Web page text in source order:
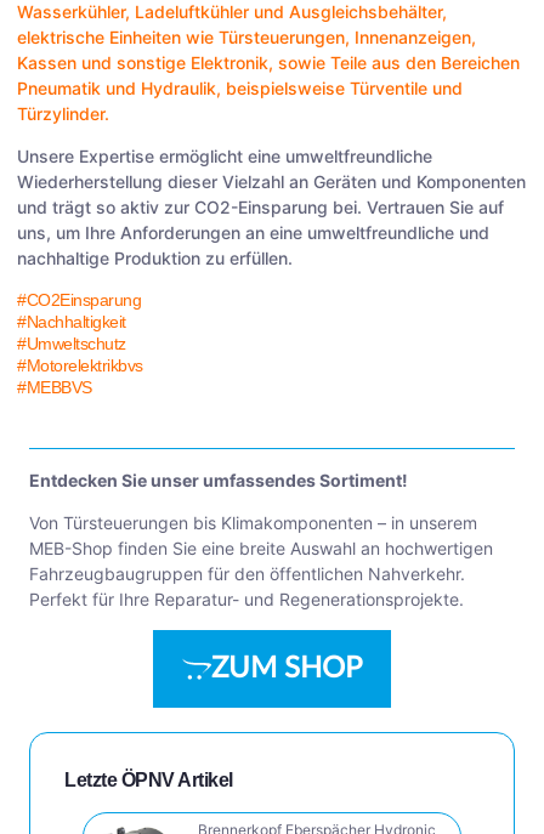
Wasserkühler, Ladeluftkühler und Ausgleichsbehälter,
elektrische Einheiten wie Türsteuerungen, Innenanzeigen,
Kassen und sonstige Elektronik, sowie Teile aus den Bereichen
Pneumatik und Hydraulik, beispielsweise Türventile und
Türzylinder.
Unsere Expertise ermöglicht eine umweltfreundliche
Wiederherstellung dieser Vielzahl an Geräten und Komponenten
und trägt so aktiv zur CO2-Einsparung bei. Vertrauen Sie auf
uns, um Ihre Anforderungen an eine umweltfreundliche und
nachhaltige Produktion zu erfüllen.
#CO2Einsparung
#Nachhaltigkeit
#Umweltschutz
#Motorelektrikbvs
#MEBBVS
Entdecken Sie unser umfassendes Sortiment!
Von Türsteuerungen bis Klimakomponenten – in unserem
MEB-Shop finden Sie eine breite Auswahl an hochwertigen
Fahrzeugbaugruppen für den öffentlichen Nahverkehr.
Perfekt für Ihre Reparatur- und Regenerationsprojekte.
ZUM SHOP
Letzte ÖPNV Artikel
Brennerkopf Eberspächer Hydronic